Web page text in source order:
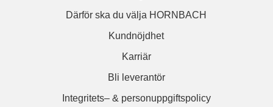
Därför ska du välja HORNBACH
Kundnöjdhet
Karriär
Bli leverantör
Integritets– & personuppgiftspolicy